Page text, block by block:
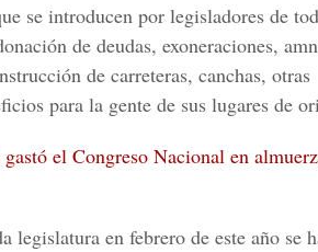
se introducen por legisladores de
de deudas, exoneraciones,
de carreteras, canchas, otras
para la gente de sus lugares de
el Congreso Nacional en
legislatura en febrero de este año se